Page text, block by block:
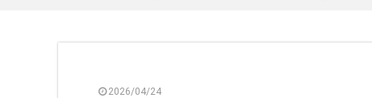
2026/04/24